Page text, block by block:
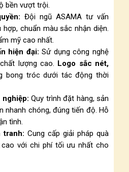
bền vượt trội.
Đội ngũ ASAMA tư vấn
chuẩn màu sắc nhận diện.
mỹ cao nhất.
hiện đại: Sử dụng công nghệ
lượng cao. Logo sắc nét,
bong tróc dưới tác động thời
nghiệp: Quy trình đặt hàng, sản
nhanh chóng, đúng tiến độ. Hỗ
tình.
tranh: Cung cấp giải pháp quà
với chi phí tối ưu nhất cho